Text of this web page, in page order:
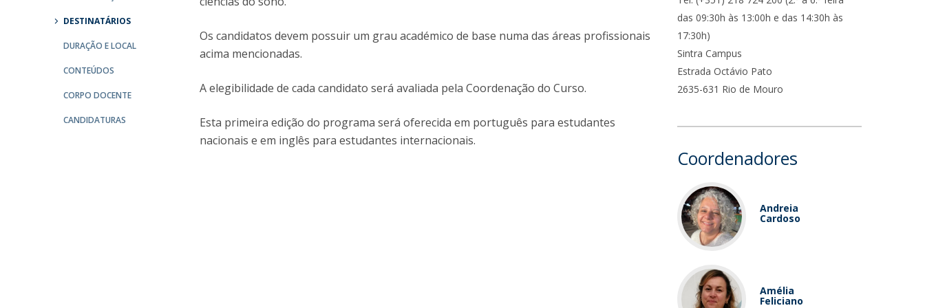
Pós-Doutoramento em Bioética
Applications
Team and Contacts
Terms and Conditions
Media & Público
DESTINATÁRIOS
DURAÇÃO E LOCAL
CONTEÚDOS
CORPO DOCENTE
CANDIDATURAS
Os candidatos devem possuir um grau académico de base numa das áreas profissionais
acima mencionadas.
A elegibilidade de cada candidato será avaliada pela Coordenação do Curso.
Esta primeira edição do programa será oferecida em português para estudantes
nacionais e em inglês para estudantes internacionais.
das 09:30h às 13:00h e das 14:30h às
17:30h)
Sintra Campus
Estrada Octávio Pato
2635-631 Rio de Mouro
Coordenadores
Andreia
Cardoso
Amélia
Feliciano